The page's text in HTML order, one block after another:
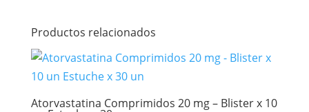
Productos relacionados
Atorvastatina Comprimidos 20 mg – Blister x 10